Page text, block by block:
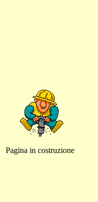
Pagina in costruzione